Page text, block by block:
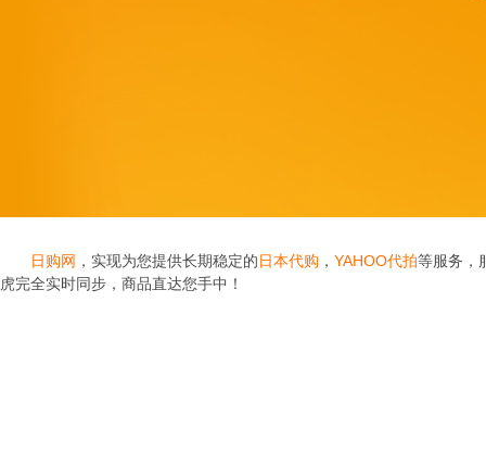
日购网 ，实现为您提供长期稳定的日本代购 ， YAHOO代拍等服务，
虎完全实时同步，商品直达您手中！